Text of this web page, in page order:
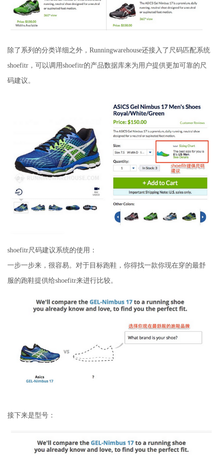
除了系列的分类详细之外，Runningwarehouse还接入了尺码匹配系统
shoefitr，可以调用shoefitr的产品数据库来为用户提供更加可靠的尺
码建议。
shoefitr尺码建议系统的使用：
一步一步来，很容易。对于目标跑鞋，你得找一款你现在穿的最舒
服的跑鞋提供给shoefitr来进行比较。
接下来是型号：